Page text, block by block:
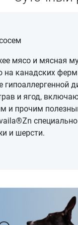
мясо и мясная
на канадских
и ягод,
и прочим
и шерсти.